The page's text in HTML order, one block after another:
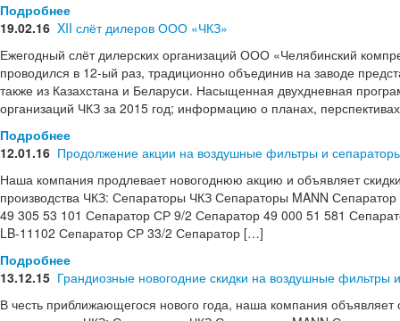
Подробнее
19.02.16 XII слёт дилеров ООО «ЧКЗ»
Ежегодный слёт дилерских организаций ООО «Челябинский
проводился в 12-ый раз, традиционно объединив на заводе
также из Казахстана и Беларуси. Насыщенная двухдневная
организаций ЧКЗ за 2015 год; информацию о планах,
Подробнее
12.01.16 Продолжение акции на воздушные фильтры и
Наша компания продлевает новогоднюю акцию и объявляет
производства ЧКЗ: Сепараторы ЧКЗ Сепараторы MANN
49 305 53 101 Сепаратор СР 9/2 Сепаратор 49 000 51 581
LB-11102 Сепаратор СР 33/2 Сепаратор […]
Подробнее
13.12.15 Грандиозные новогодние скидки на воздушные фильтры
В честь приближающегося нового года, наша компания